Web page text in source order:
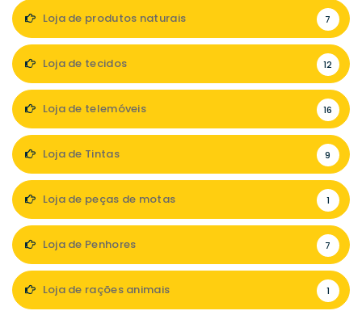
Loja de produtos naturais 7
Loja de tecidos 12
Loja de telemóveis 16
Loja de Tintas 9
Loja de peças de motas 1
Loja de Penhores 7
Loja de rações animais 1